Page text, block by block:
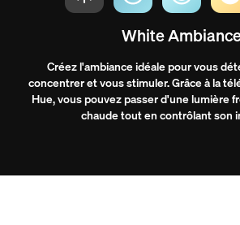
White
Créez l'ambiance idéale pour vous
concentrer et vous stimuler. Grâce à la
Hue, vous pouvez passer d'une lumière
chaude tout en contrôlant son